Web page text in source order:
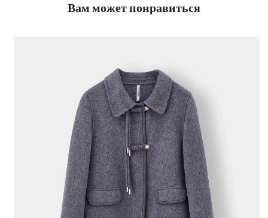
Вам может понравиться